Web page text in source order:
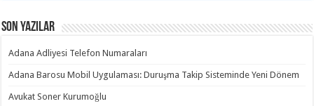
Son Yazılar
Adana Adliyesi Telefon Numaraları
Adana Barosu Mobil Uygulaması: Duruşma Takip Sisteminde Yeni Dönem
Avukat Soner Kurumoğlu